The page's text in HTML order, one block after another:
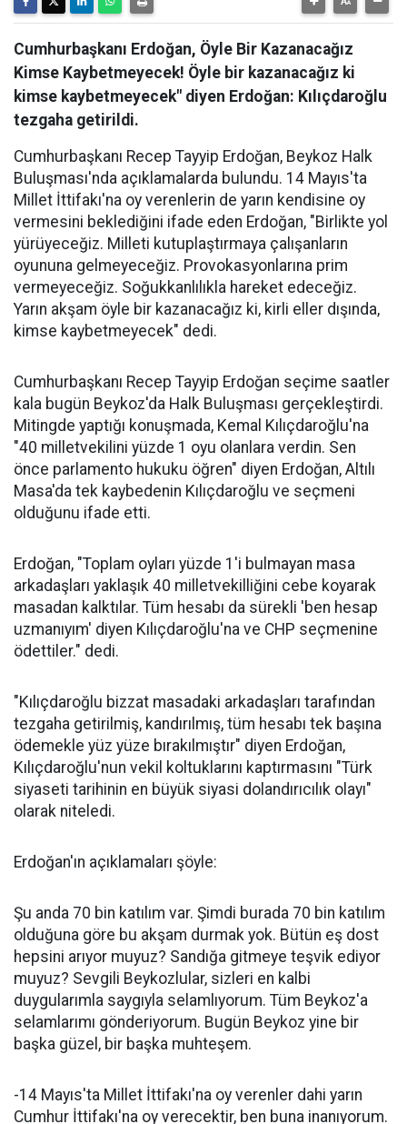
Cumhurbaşkanı Erdoğan, Öyle Bir Kazanacağız
Kimse Kaybetmeyecek! Öyle bir kazanacağız ki
kimse kaybetmeyecek" diyen Erdoğan: Kılıçdaroğlu
tezgaha getirildi.
Cumhurbaşkanı Recep Tayyip Erdoğan, Beykoz Halk
Buluşması'nda açıklamalarda bulundu. 14 Mayıs'ta
Millet İttifakı'na oy verenlerin de yarın kendisine oy
vermesini beklediğini ifade eden Erdoğan, "Birlikte yol
yürüyeceğiz. Milleti kutuplaştırmaya çalışanların
oyununa gelmeyeceğiz. Provokasyonlarına prim
vermeyeceğiz. Soğukkanlılıkla hareket edeceğiz.
Yarın akşam öyle bir kazanacağız ki, kirli eller dışında,
kimse kaybetmeyecek" dedi.
Cumhurbaşkanı Recep Tayyip Erdoğan seçime saatler
kala bugün Beykoz'da Halk Buluşması gerçekleştirdi.
Mitingde yaptığı konuşmada, Kemal Kılıçdaroğlu'na
"40 milletvekilini yüzde 1 oyu olanlara verdin. Sen
önce parlamento hukuku öğren" diyen Erdoğan, Altılı
Masa'da tek kaybedenin Kılıçdaroğlu ve seçmeni
olduğunu ifade etti.
Erdoğan, "Toplam oyları yüzde 1'i bulmayan masa
arkadaşları yaklaşık 40 milletvekilliğini cebe koyarak
masadan kalktılar. Tüm hesabı da sürekli 'ben hesap
uzmanıyım' diyen Kılıçdaroğlu'na ve CHP seçmenine
ödettiler." dedi.
"Kılıçdaroğlu bizzat masadaki arkadaşları tarafından
tezgaha getirilmiş, kandırılmış, tüm hesabı tek başına
ödemekle yüz yüze bırakılmıştır" diyen Erdoğan,
Kılıçdaroğlu'nun vekil koltuklarını kaptırmasını "Türk
siyaseti tarihinin en büyük siyasi dolandırıcılık olayı"
olarak niteledi.
Erdoğan'ın açıklamaları şöyle:
Şu anda 70 bin katılım var. Şimdi burada 70 bin katılım
olduğuna göre bu akşam durmak yok. Bütün eş dost
hepsini arıyor muyuz? Sandığa gitmeye teşvik ediyor
muyuz? Sevgili Beykozlular, sizleri en kalbi
duygularımla saygıyla selamlıyorum. Tüm Beykoz'a
selamlarımı gönderiyorum. Bugün Beykoz yine bir
başka güzel, bir başka muhteşem.
-14 Mayıs'ta Millet İttifakı'na oy verenler dahi yarın
Cumhur İttifakı'na oy verecektir, ben buna inanıyorum.